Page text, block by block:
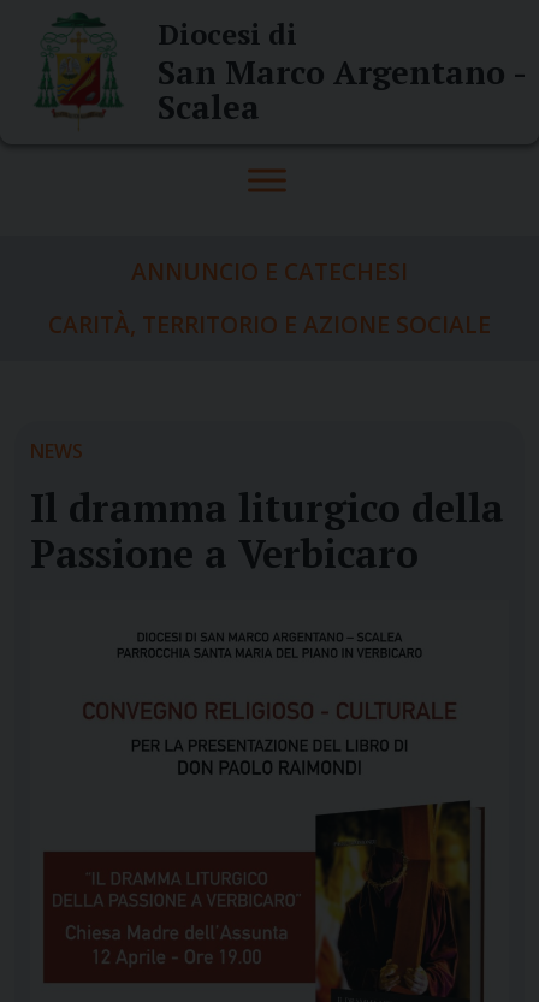
content
Diocesi di
San Marco Argentano -
Scalea
ANNUNCIO E CATECHESI
CARITÀ, TERRITORIO E AZIONE SOCIALE
NEWS
Il dramma liturgico della
Passione a Verbicaro